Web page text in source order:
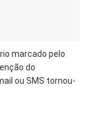
marcado pelo
do
ou SMS tornou-